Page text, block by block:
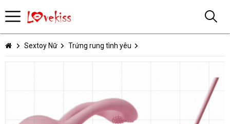
Sextoy Nữ Trứng rung tình yêu